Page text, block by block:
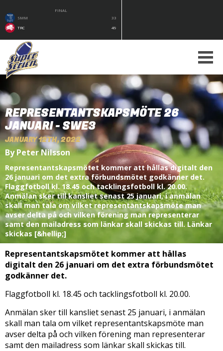
FINAL
SMM
33
TRC
49
REPRESENTANTSKAPSMÖTE 26
JANUARI - SWE3
JANUARY 12TH, 2022
By Peter Nilsson
Representantskapsmötet kommer att hållas digitalt den
26 januari om det extra förbundsmötet godkänner det.
Flaggfotboll kl. 18.45 och tacklingsfotboll kl. 20.00.
Anmälan sker till kansliet senast 25 januari, i anmälan
skall man tala om vilket representantskapsmöte man
avser delta på och vilken förening man representerar
samt den mailadress som länkar skall skickas till. Länkar
skickas [&hellip;]
Representantskapsmötet kommer att hållas
digitalt den 26 januari om det extra förbundsmötet
godkänner det.
Flaggfotboll kl. 18.45 och tacklingsfotboll kl. 20.00.
Anmälan sker till kansliet senast 25 januari, i anmälan
skall man tala om vilket representantskapsmöte man
avser delta på och vilken förening man representerar
samt den mailadress som länkar skall skickas till.